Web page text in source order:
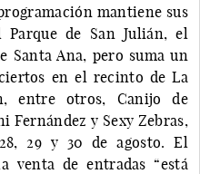
mantiene sus
Parque de San Julián, el
Santa Ana, pero suma un
en el recinto de La
entre otros, Canijo de
Fernández y Sexy Zebras,
29 y 30 de agosto. El
venta de entradas “está